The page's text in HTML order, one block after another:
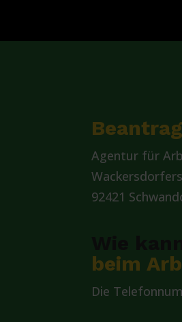
Agentur für
92421
beim
Die